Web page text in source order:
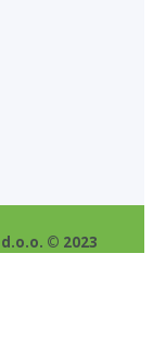
© 2023